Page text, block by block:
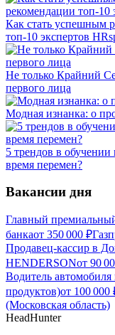
Как стать успешным
топ-10 экспертов
Не только Крайний
первого лица
Модная изнанка: о
5 трендов в обучении
время перемен?
Вакансии дня
Главный
банкаот 350 000 ₽
Продавец-кассир в
HENDERSONот 90
Водитель автомобиля
продуктов)от 100 000
(Московская область)
HeadHunter